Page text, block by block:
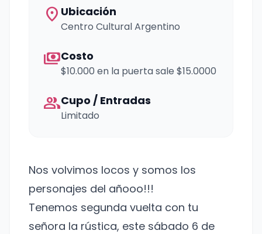
location_on Ubicación
Centro Cultural Argentino
paymentsCosto
$10.000 en la puerta sale $15.0000
groupCupo / Entradas
Limitado
Nos volvimos locos y somos los
personajes del añooo!!!
Tenemos segunda vuelta con tu
señora la rústica, este sábado 6 de